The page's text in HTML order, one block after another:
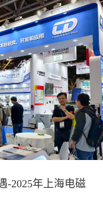
-2025年上海电磁